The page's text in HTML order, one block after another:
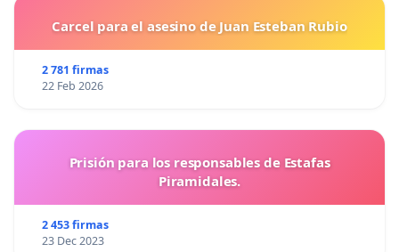
Carcel para el asesino de Juan Esteban Rubio
2 781 firmas
22 Feb 2026
Prisión para los responsables de Estafas
Piramidales.
2 453 firmas
23 Dec 2023